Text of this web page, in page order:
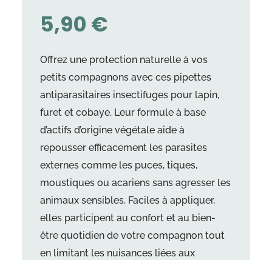
5,90 €
Offrez une protection naturelle à vos
petits compagnons avec ces pipettes
antiparasitaires insectifuges pour lapin,
furet et cobaye. Leur formule à base
d’actifs d’origine végétale aide à
repousser efficacement les parasites
externes comme les puces, tiques,
moustiques ou acariens sans agresser les
animaux sensibles. Faciles à appliquer,
elles participent au confort et au bien-
être quotidien de votre compagnon tout
en limitant les nuisances liées aux